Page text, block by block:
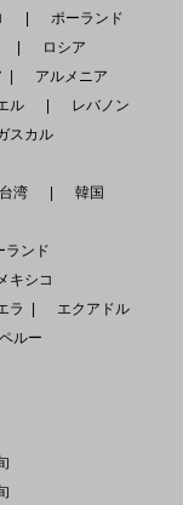
ポーランド
ロシア
アルメニア
ル
レバノン
スカル
湾
韓国
ランド
キシコ
ラ
エクアドル
ルー